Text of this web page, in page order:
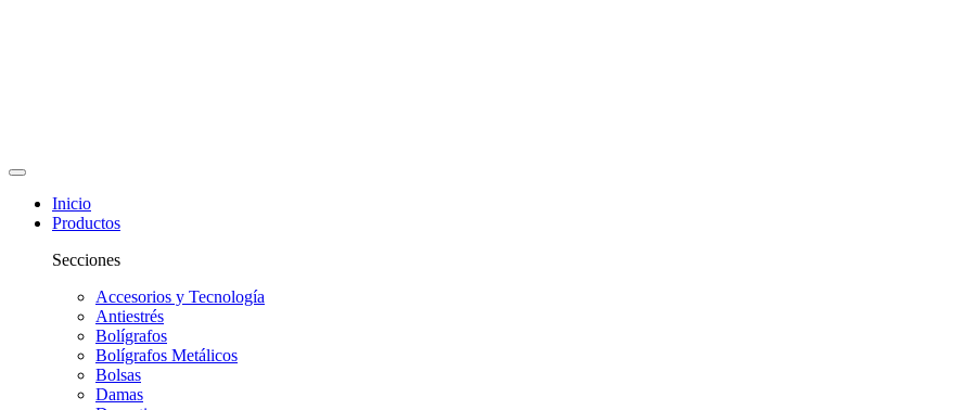
Inicio
Productos
Secciones
Accesorios y Tecnología
Antiestrés
Bolígrafos
Bolígrafos Metálicos
Bolsas
Damas